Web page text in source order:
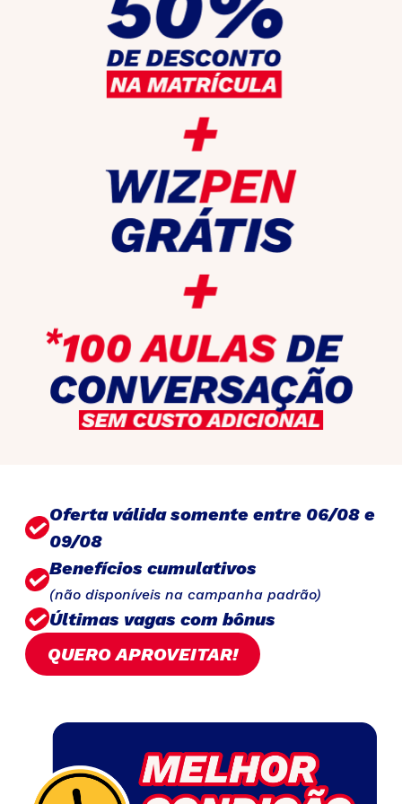
Oferta válida somente entre 06/08 e
09/08
Benefícios cumulativos
(não disponíveis na campanha padrão)
Últimas vagas com bônus
QUERO APROVEITAR!